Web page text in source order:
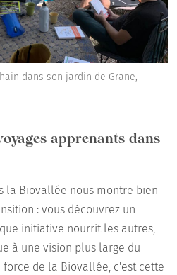
dans son jardin de Grane,
apprenants dans
la Biovallée nous montre bien
: vous découvrez un
initiative nourrit les autres,
à une vision plus large du
de la Biovallée, c'est cette